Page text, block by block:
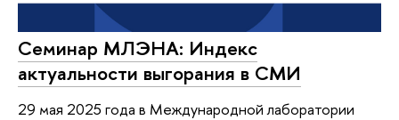
Семинар МЛЭНА: Индекс
актуальности выгорания в СМИ
29 мая 2025 года в Международной лаборатории